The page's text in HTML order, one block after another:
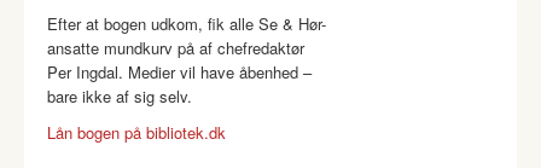
Efter at bogen udkom, fik alle Se & Hør-
ansatte mundkurv på af chefredaktør
Per Ingdal. Medier vil have åbenhed –
bare ikke af sig selv.
Lån bogen på bibliotek.dk